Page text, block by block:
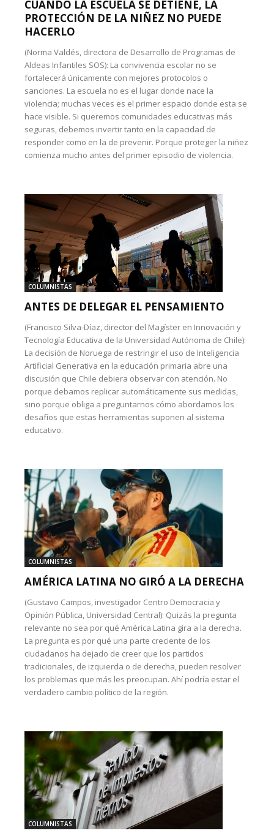
CUANDO LA ESCUELA SE DETIENE, LA
PROTECCIÓN DE LA NIÑEZ NO PUEDE
HACERLO
(Norma Valdés, directora de Desarrollo de Programas de
Aldeas Infantiles SOS): La convivencia escolar no se
fortalecerá únicamente con mejores protocolos o
sanciones. La escuela no es el lugar donde nace la
violencia; muchas veces es el primer espacio donde esta se
hace visible. Si queremos comunidades educativas más
seguras, debemos invertir tanto en la capacidad de
responder como en la de prevenir. Porque proteger la niñez
comienza mucho antes del primer episodio de violencia.
COLUMNISTAS
ANTES DE DELEGAR EL PENSAMIENTO
(Francisco Silva-Díaz, director del Magíster en Innovación y
Tecnología Educativa de la Universidad Autónoma de Chile):
La decisión de Noruega de restringir el uso de Inteligencia
Artificial Generativa en la educación primaria abre una
discusión que Chile debiera observar con atención. No
porque debamos replicar automáticamente sus medidas,
sino porque obliga a preguntarnos cómo abordamos los
desafíos que estas herramientas suponen al sistema
educativo.
COLUMNISTAS
AMÉRICA LATINA NO GIRÓ A LA DERECHA
(Gustavo Campos, investigador Centro Democracia y
Opinión Pública, Universidad Central): Quizás la pregunta
relevante no sea por qué América Latina gira a la derecha.
La pregunta es por qué una parte creciente de los
ciudadanos ha dejado de creer que los partidos
tradicionales, de izquierda o de derecha, pueden resolver
los problemas que más les preocupan. Ahí podría estar el
verdadero cambio político de la región.
COLUMNISTAS